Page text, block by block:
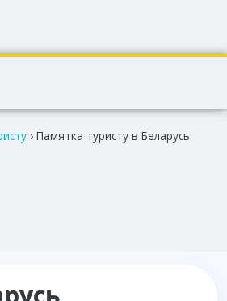
› Памятка туристу в Беларусь